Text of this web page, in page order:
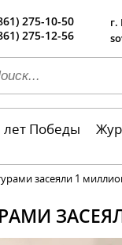
275-10-50
275-12-56
лет Победы
засеяли 1